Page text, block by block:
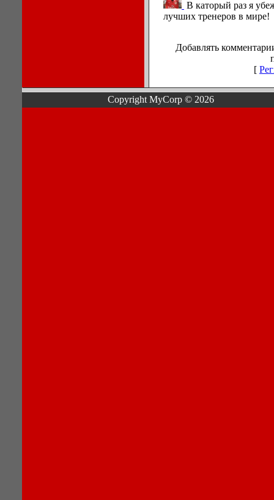
В каторый раз я
лучших тренеров в мире!
Добавлять
[
Copyright MyCorp © 2026